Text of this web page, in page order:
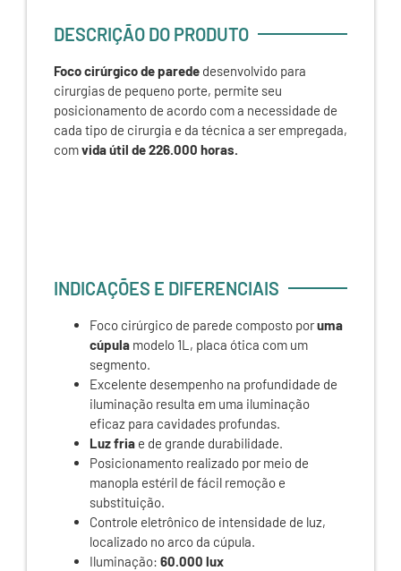
DESCRIÇÃO DO PRODUTO
Foco cirúrgico de parede desenvolvido para
cirurgias de pequeno porte, permite seu
posicionamento de acordo com a necessidade de
cada tipo de cirurgia e da técnica a ser empregada,
comvida útil de 226.000 horas.
INDICAÇÕES E DIFERENCIAIS
Foco cirúrgico de parede composto poruma
cúpula modelo 1L, placa ótica com um
segmento.
Excelente desempenho na profundidade de
iluminação resulta em uma iluminação
eficaz para cavidades profundas.
Luz fria e de grande durabilidade.
Posicionamento realizado por meio de
manopla estéril de fácil remoção e
substituição.
Controle eletrônico de intensidade de luz,
localizado no arco da cúpula.
Iluminação: 60.000 lux